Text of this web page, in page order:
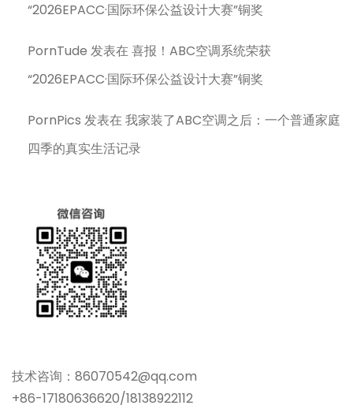
“2026EPACC·国际环保公益设计大赛”铜奖
PornTude 发表在喜报！ABC空调系统荣获
“2026EPACC·国际环保公益设计大赛”铜奖
PornPics 发表在我家装了ABC空调之后：一个普通家庭
四季的真实生活记录
技术咨询：86070542@qq.com
+86-17180636620/18138922112